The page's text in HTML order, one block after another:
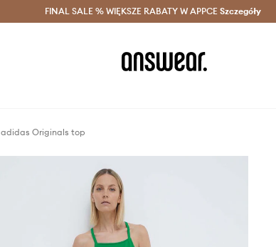
Oszczędzaj z Answear Club > Dostawa nawet w 24h >
FINAL SALE % WIĘKSZE RABATY W APPCE Szczegóły
adidas Originals top